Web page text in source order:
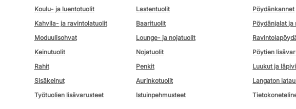
Koulu- ja luentotuolit
Lastentuolit
Kahvila- ja ravintolatuolit
Baarituolit
Moduulisohvat
Lounge- ja nojatuolit
Keinutuolit
Nojatuolit
Rahit
Penkit
Sisäkeinut
Aurinkotuolit
Työtuolien lisävarusteet
Istuinpehmusteet
Pöydänkannet
Pöydänjalat ja
Pöytien
Luukut ja
Langaton